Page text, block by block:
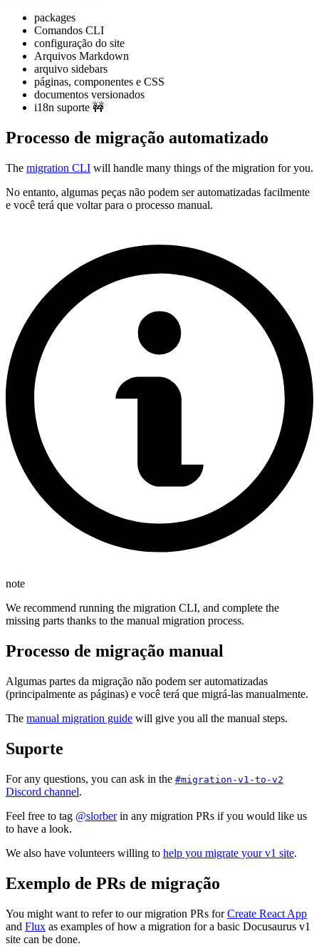
packages
Comandos CLI
configuração do site
Arquivos Markdown
arquivo sidebars
páginas, componentes e CSS
documentos versionados
i18n suporte 🚧
Processo de migração automatizado
The migration CLI will handle many things of the migration for you.
No entanto, algumas peças não podem ser automatizadas facilmente
e você terá que voltar para o processo manual.
note
We recommend running the migration CLI, and complete the
missing parts thanks to the manual migration process.
Processo de migração manual
Algumas partes da migração não podem ser automatizadas
(principalmente as páginas) e você terá que migrá-las manualmente.
The manual migration guide will give you all the manual steps.
Suporte
For any questions, you can ask in the #migration-v1-to-v2
Discord channel.
Feel free to tag @slorberin any migration PRs if you would like us
to have a look.
We also have volunteers willing to help you migrate your v1 site.
Exemplo de PRs de migração
You might want to refer to our migration PRs forCreate React App
and Flux as examples of how a migration for a basic Docusaurus v1
site can be done.